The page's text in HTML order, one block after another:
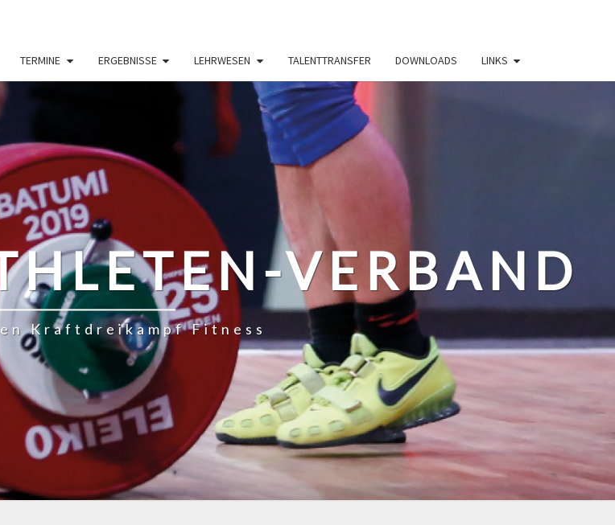
TERMINE ERGEBNISSE LEHRWESEN TALENTTRANSFER DOWNLOADS LINKS
VERBAND
Kraftdreikampf Fitness